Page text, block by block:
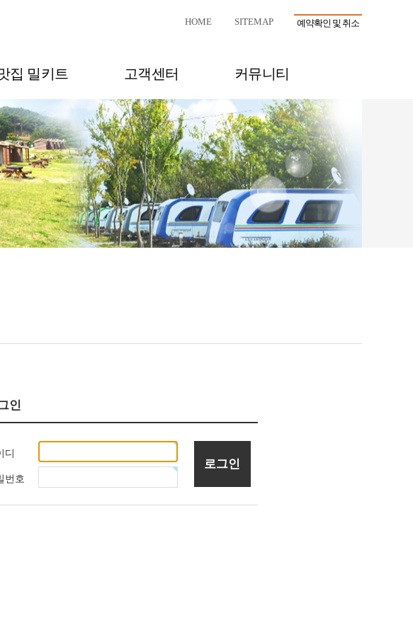
HOME SITEMAP 예약확인 및 취소
집 밀키트 고객센터 커뮤니티
인
디
번호